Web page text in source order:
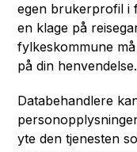
egen brukerprofil i
en klage på
fylkeskommune
på din henvendelse.
Databehandlere
yte den tjenesten